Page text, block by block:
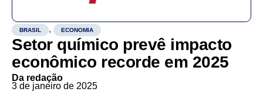
BRASIL , ECONOMIA
Setor químico prevê impacto
econômico recorde em 2025
Da redação
3 de janeiro de 2025